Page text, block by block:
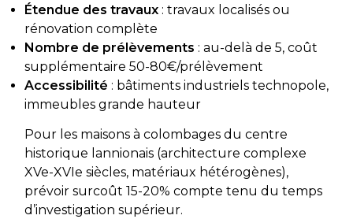
Étendue des travaux: travaux localisés ou
rénovation complète
Nombre de prélèvements : au-delà de 5, coût
supplémentaire 50-80€/prélèvement
Accessibilité : bâtiments industriels technopole,
immeubles grande hauteur
Pour les maisons à colombages du centre
historique lannionais (architecture complexe
XVe-XVIe siècles, matériaux hétérogènes),
prévoir surcoût 15-20% compte tenu du temps
d’investigation supérieur.